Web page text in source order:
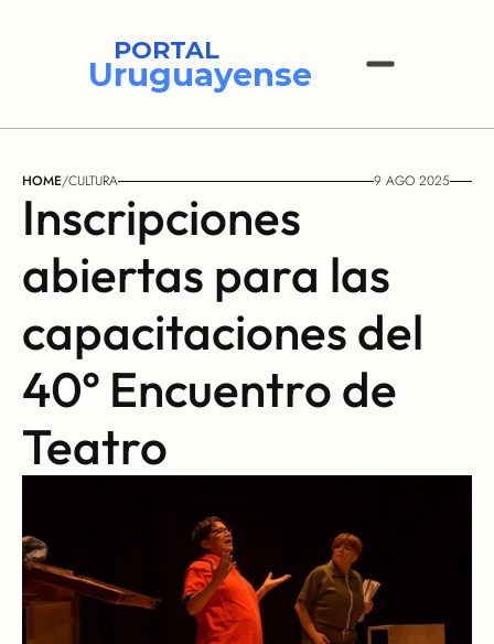
PORTAL
Uruguayense
HOME/CULTURA 9 AGO 2025
Inscripciones
abiertas para las
capacitaciones del
40º Encuentro de
Teatro